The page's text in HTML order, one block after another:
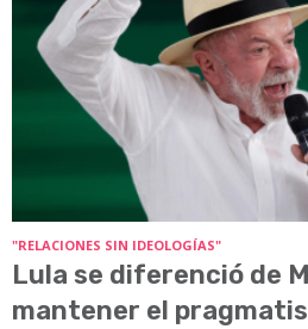
"RELACIONES SIN IDEOLOGÍAS"
Lula se diferenció de
mantener el